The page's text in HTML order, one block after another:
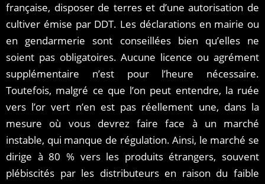
française, disposer de terres et d’une autorisation de
cultiver émise par DDT. Les déclarations en mairie ou
en gendarmerie sont conseillées bien qu’elles ne
soient pas obligatoires. Aucune licence ou agrément
supplémentaire n’est pour l’heure nécessaire.
Toutefois, malgré ce que l’on peut entendre, la ruée
vers l’or vert n’en est pas réellement une, dans la
mesure où vous devrez faire face à un marché
instable, qui manque de régulation. Ainsi, le marché se
dirige à 80 % vers les produits étrangers, souvent
plébiscités par les distributeurs en raison du faible